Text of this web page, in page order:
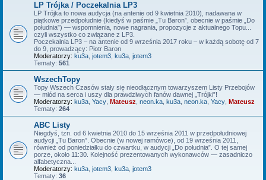
LP Trójka / Poczekalnia LP3
LP Trójka to nowa audycja (na antenie od 9 kwietnia 2010), nadawana w
piątkowe przedpołudnie (kiedyś w paśmie „Tu Baron”, obecnie w paśmie „Do
południa”) — wspomnienia, nowe nagrania, propozycje z aktualnego Topu...
czyli wszystko co związane z LP3.
Poczekalnia LP3 – na antenie od 9 września 2017 roku – w każdą sobotę od 7
do 9, prowadzący: Piotr Baron
Moderatorzy: ku3a jotem3 ku3a jotem3
Tematy: 561
WszechTopy
Topy Wszech Czasów stały się nieodłącznym towarzyszem Listy Przebojów
— miód na serca i uszy dla prawdziwych fanów dawnej „Trójki”!
Moderatorzy: ku3a Yacy Mateusz neon.ka ku3a neon.ka Yacy Mateusz
Tematy: 264
ABC Listy
Niegdyś, tzn. od 6 kwietnia 2010 do 15 września 2011 w przedpołudniowej
audycji „Tu Baron”. Obecnie (w nowej ramówce), od 19 września 2011,
również od poniedziałku do czwartku, w audycji „Do południa”. O tej samej
porze, około 11:30. Kolejność prezentowanych wykonawców — zasadniczo
alfabetyczna...
Moderatorzy: ku3a jotem3 ku3a jotem3
Tematy: 36